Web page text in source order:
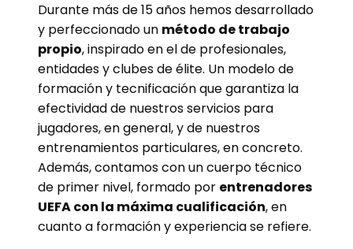
Durante más de 15 años hemos desarrollado
y perfeccionado un método de trabajo
propio, inspirado en el de profesionales,
entidades y clubes de élite. Un modelo de
formación y tecnificación que garantiza la
efectividad de nuestros servicios para
jugadores, en general, y de nuestros
entrenamientos particulares, en concreto.
Además, contamos con un cuerpo técnico
de primer nivel, formado por entrenadores
UEFA con la máxima cualificación, en
cuanto a formación y experiencia se refiere.